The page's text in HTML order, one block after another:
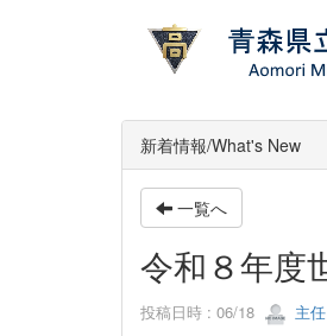
新着情報/What's New
一覧へ
令和８年度
投稿日時 : 06/18 主任